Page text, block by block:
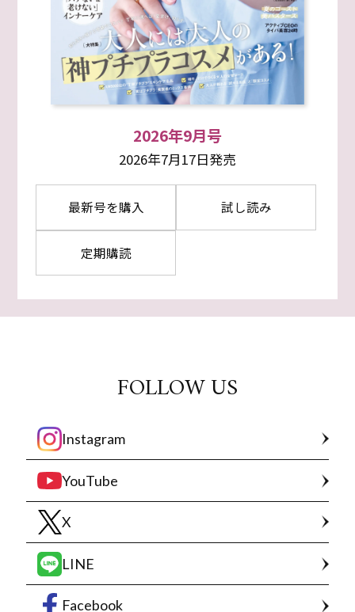
2026年9月号
2026年7月17日発売
最新号を購入 試し読み
定期購読
FOLLOW US
Instagram
YouTube
X
LINE
Facebook